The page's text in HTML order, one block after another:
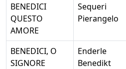
BENEDICI
QUESTO
AMORE
Sequeri
Pierangelo
BENEDICI, O
SIGNORE
Enderle
Benedikt